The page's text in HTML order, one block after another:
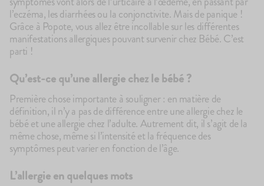
4.9 144 avis 100g
Le Brassé Nature
1,90€
+10
l’eczéma, les diarrhées ou la conjonctivite. Mais de panique !
Grâce à Popote, vous allez être incollable sur les différentes
manifestations allergiques pouvant survenir chez Bébé. C’est
parti !
Qu’est-ce qu’une allergie chez le bébé ?
Première chose importante à souligner : en matière de
définition, il n’y a pas de différence entre une allergie chez le
bébé et une allergie chez l’adulte. Autrement dit, il s’agit de la
même chose, même si l’intensité et la fréquence des
symptômes peut varier en fonction de l’âge.
L’allergie en quelques mots